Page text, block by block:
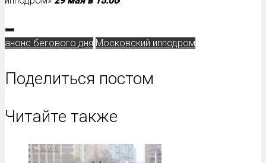
анонс бегового дня Московский ипподром
Поделиться постом
Читайте также